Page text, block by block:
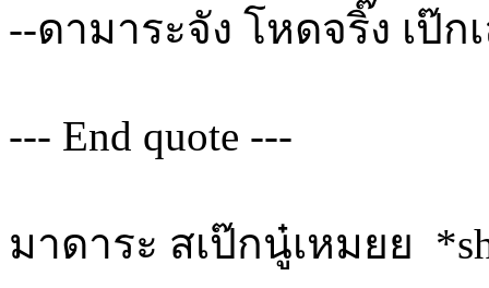
--ดามาระจัง โหดจริ๊ง เป๊ก
--- End quote ---
มาดาระ สเป๊กนู๋เหมยย